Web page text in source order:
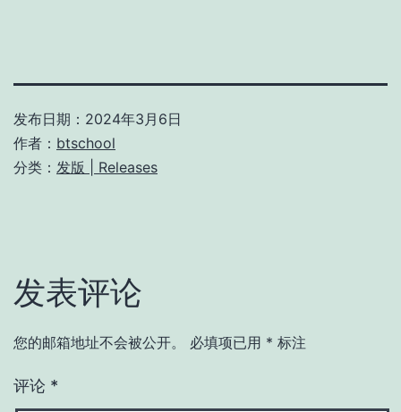
发布日期： 2024年3月6日
作者： btschool
分类： 发版 | Releases
发表评论
您的邮箱地址不会被公开。 必填项已用 * 标注
评论 *